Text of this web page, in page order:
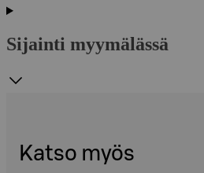
Sijainti myymälässä
Katso myös